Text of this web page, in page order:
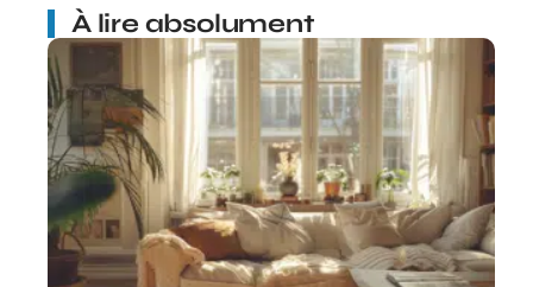
À lire absolument